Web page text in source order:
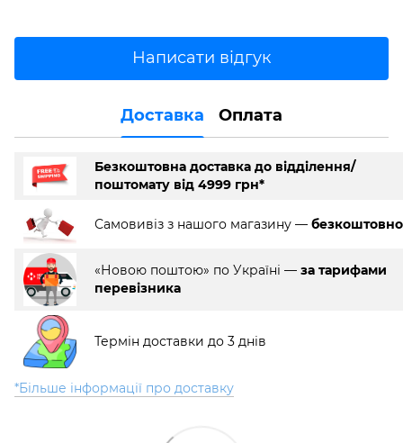
Написати відгук
Доставка Оплата
Безкоштовна доставка до відділення/
поштомату від 4999 грн*
Самовивіз з нашого магазину — безкоштовно
«Новою поштою» по Україні — за тарифами
перевізника
Термін доставки до 3 днів
*Більше інформації про доставку